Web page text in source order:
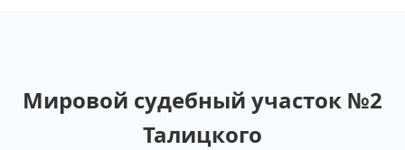
Мировой судебный участок №2
Талицкого